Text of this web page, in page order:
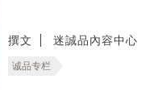
撰文 迷誠品內容中心
诚品专栏